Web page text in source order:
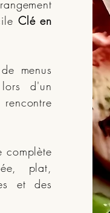
Clé en
menus
d'un
complète
plat,
et des